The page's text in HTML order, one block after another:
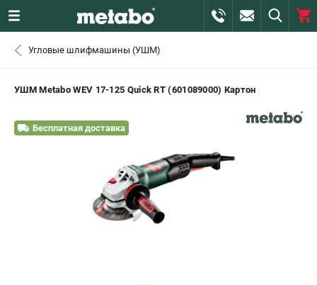
ЗАКАЗАТЬ ЗАПЧАСТЬ
+7 (911) 360-06-14 | +7 (8112) 59-10-67
+7 (812) 407-39-48 - ЗАКАЗ ИЗДЕЛИЙ
САНКТ-ПЕТЕРБУРГ
0 ₽
Угловые шлифмашины (УШМ)
УШМ Metabo WEV 17-125 Quick RT (601089000) Картон
Бесплатная доставка